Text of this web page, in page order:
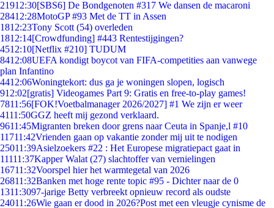
21912:30[SBS6] De Bondgenoten #317 We dansen de macaroni
28412:28MotoGP #93 Met de TT in Assen
1812:23Tony Scott (54) overleden
1812:14[Crowdfunding] #443 Rentestijgingen?
4512:10[Netflix #210] TUDUM
8412:08UEFA kondigt boycot van FIFA-competities aan vanwege
plan Infantino
4412:06Woningtekort: dus ga je woningen slopen, logisch
912:02[gratis] Videogames Part 9: Gratis en free-to-play games!
7811:56[FOK!Voetbalmanager 2026/2027] #1 We zijn er weer
4111:50GGZ heeft mij gezond verklaard.
9611:45Migranten breken door grens naar Ceuta in Spanje,l #10
11711:42Vrienden gaan op vakantie zonder mij uit te nodigen
25011:39Asielzoekers #22 : Het Europese migratiepact gaat in
11111:37Kapper Walat (27) slachtoffer van vernielingen
16711:32Voorspel hier het warmtegetal van 2026
26811:32Banken met hoge rente topic #95 - Dichter naar de 0
1311:3097-jarige Betty verbreekt opnieuw record als oudste
24011:26Wie gaan er dood in 2026?Post met een vleugje cynisme de